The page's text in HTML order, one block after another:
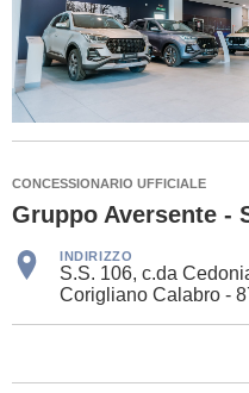
CONCESSIONARIO UFFICIALE
Gruppo Aversente -
INDIRIZZO
S.S. 106, c.da
Corigliano Calabro -